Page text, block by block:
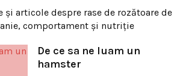
articole despre rase de rozătoare de
comportament şi nutriţie
De ce sa ne luam un
hamster